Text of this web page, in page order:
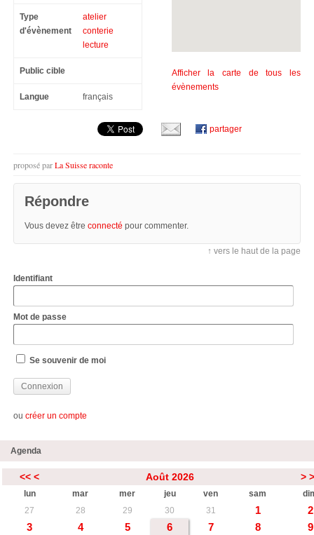
Type
d'évènement
atelier
conterie
lecture
Public cible
Langue français
Afficher la carte de tous les
évènements
partager
proposé parLa Suisse raconte
Répondre
Vous devez être connecté pour commenter.
↑ vers le haut de la page
Identifiant
Mot de passe
Se souvenir de moi
ou créer un compte
Agenda
<< < Août 2026 >
lun mar mer jeu ven sam
27
28 29 30 31 1
2
3
4 5 6 7 8 9